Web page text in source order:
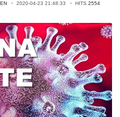
2020-04-23 21:48:33 HITS 2554